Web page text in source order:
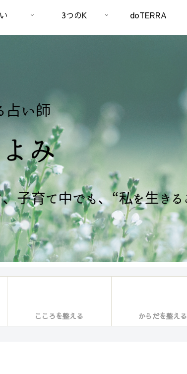
3つのK doTERRA
こころを整える からだを整える